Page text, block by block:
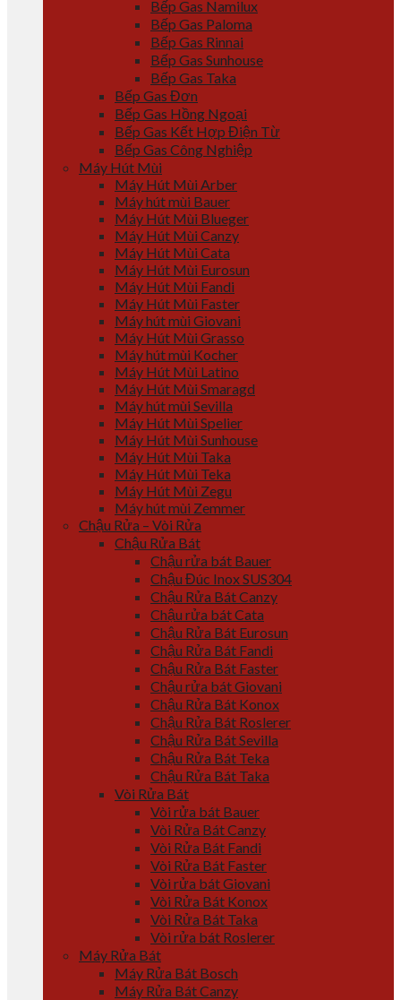
Bếp Gas Namilux
Bếp Gas Paloma
Bếp Gas Rinnai
Bếp Gas Sunhouse
Bếp Gas Taka
Bếp Gas Đơn
Bếp Gas Hồng Ngoại
Bếp Gas Kết Hợp Điện Từ
Bếp Gas Công Nghiệp
Máy Hút Mùi
Máy Hút Mùi Arber
Máy hút mùi Bauer
Máy Hút Mùi Blueger
Máy Hút Mùi Canzy
Máy Hút Mùi Cata
Máy Hút Mùi Eurosun
Máy Hút Mùi Fandi
Máy Hút Mùi Faster
Máy hút mùi Giovani
Máy Hút Mùi Grasso
Máy hút mùi Kocher
Máy Hút Mùi Latino
Máy Hút Mùi Smaragd
Máy hút mùi Sevilla
Máy Hút Mùi Spelier
Máy Hút Mùi Sunhouse
Máy Hút Mùi Taka
Máy Hút Mùi Teka
Máy Hút Mùi Zegu
Máy hút mùi Zemmer
Chậu Rửa – Vòi Rửa
Chậu Rửa Bát
Chậu rửa bát Bauer
Chậu Đúc Inox SUS304
Chậu Rửa Bát Canzy
Chậu rửa bát Cata
Chậu Rửa Bát Eurosun
Chậu Rửa Bát Fandi
Chậu Rửa Bát Faster
Chậu rửa bát Giovani
Chậu Rửa Bát Konox
Chậu Rửa Bát Roslerer
Chậu Rửa Bát Sevilla
Chậu Rửa Bát Teka
Chậu Rửa Bát Taka
Vòi Rửa Bát
Vòi rửa bát Bauer
Vòi Rửa Bát Canzy
Vòi Rửa Bát Fandi
Vòi Rửa Bát Faster
Vòi rửa bát Giovani
Vòi Rửa Bát Konox
Vòi Rửa Bát Taka
Vòi rửa bát Roslerer
Máy Rửa Bát
Máy Rửa Bát Bosch
Máy Rửa Bát Canzy